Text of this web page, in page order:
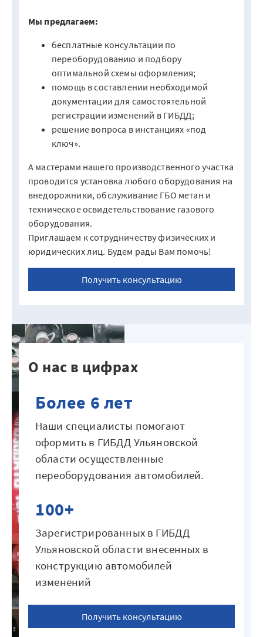
Мы предлагаем:
бесплатные консультации по
переоборудованию и подбору
оптимальной схемы оформления;
помощь в составлении необходимой
документации для самостоятельной
регистрации изменений в ГИБДД;
решение вопроса в инстанциях «под
ключ».
А мастерами нашего производственного участка
проводится установка любого оборудования на
внедорожники, обслуживание ГБО метан ​​​​​и
техническое освидетельствование газового
оборудования.
Приглашаем к сотрудничеству физических и
юридических лиц. Будем рады Вам помочь!
Получить консультацию
О нас в цифрах
Более 6 лет
Наши специалисты помогают
оформить в ГИБДД Ульяновской
области осуществленные
переоборудования автомобилей.
100+
Зарегистрированных в ГИБДД
Ульяновской области внесенных в
конструкцию автомобилей
изменений
Получить консультацию